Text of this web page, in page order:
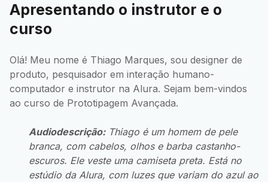
Apresentando o instrutor e o
curso
Olá! Meu nome é Thiago Marques, sou designer de
produto, pesquisador em interação humano-
computador e instrutor na Alura. Sejam bem-vindos
ao curso de Prototipagem Avançada.
Audiodescrição:Thiago é um homem de pele
branca, com cabelos, olhos e barba castanho-
escuros. Ele veste uma camiseta preta. Está no
estúdio da Alura, com luzes que variam do azul ao